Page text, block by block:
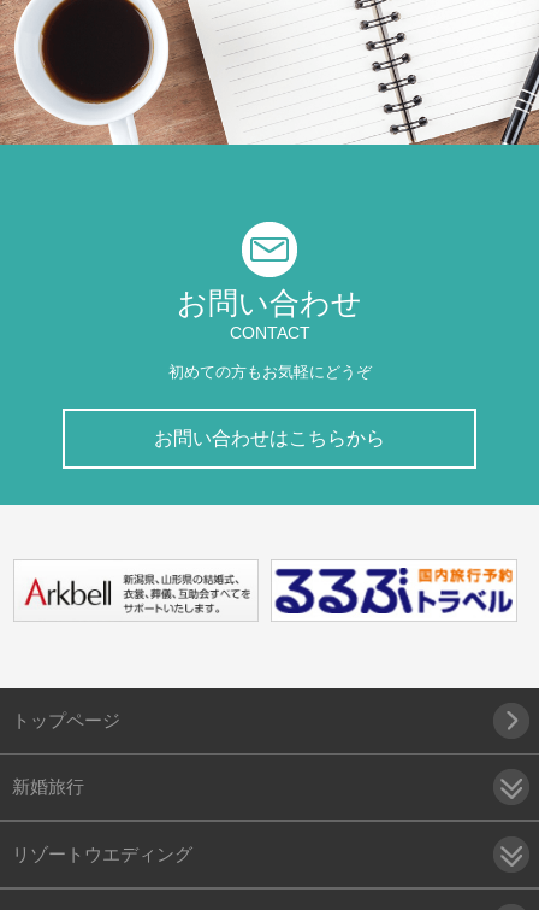
お問い合わせ
CONTACT
初めての方もお気軽にどうぞ
お問い合わせはこちらから
トップページ
新婚旅行
リゾートウエディング